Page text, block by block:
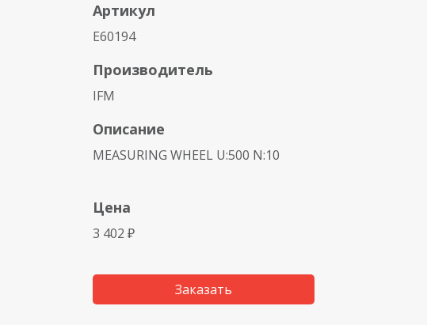
Артикул
E60194
Производитель
IFM
Описание
MEASURING WHEEL U:500 N:10
Цена
3 402 ₽
Заказать